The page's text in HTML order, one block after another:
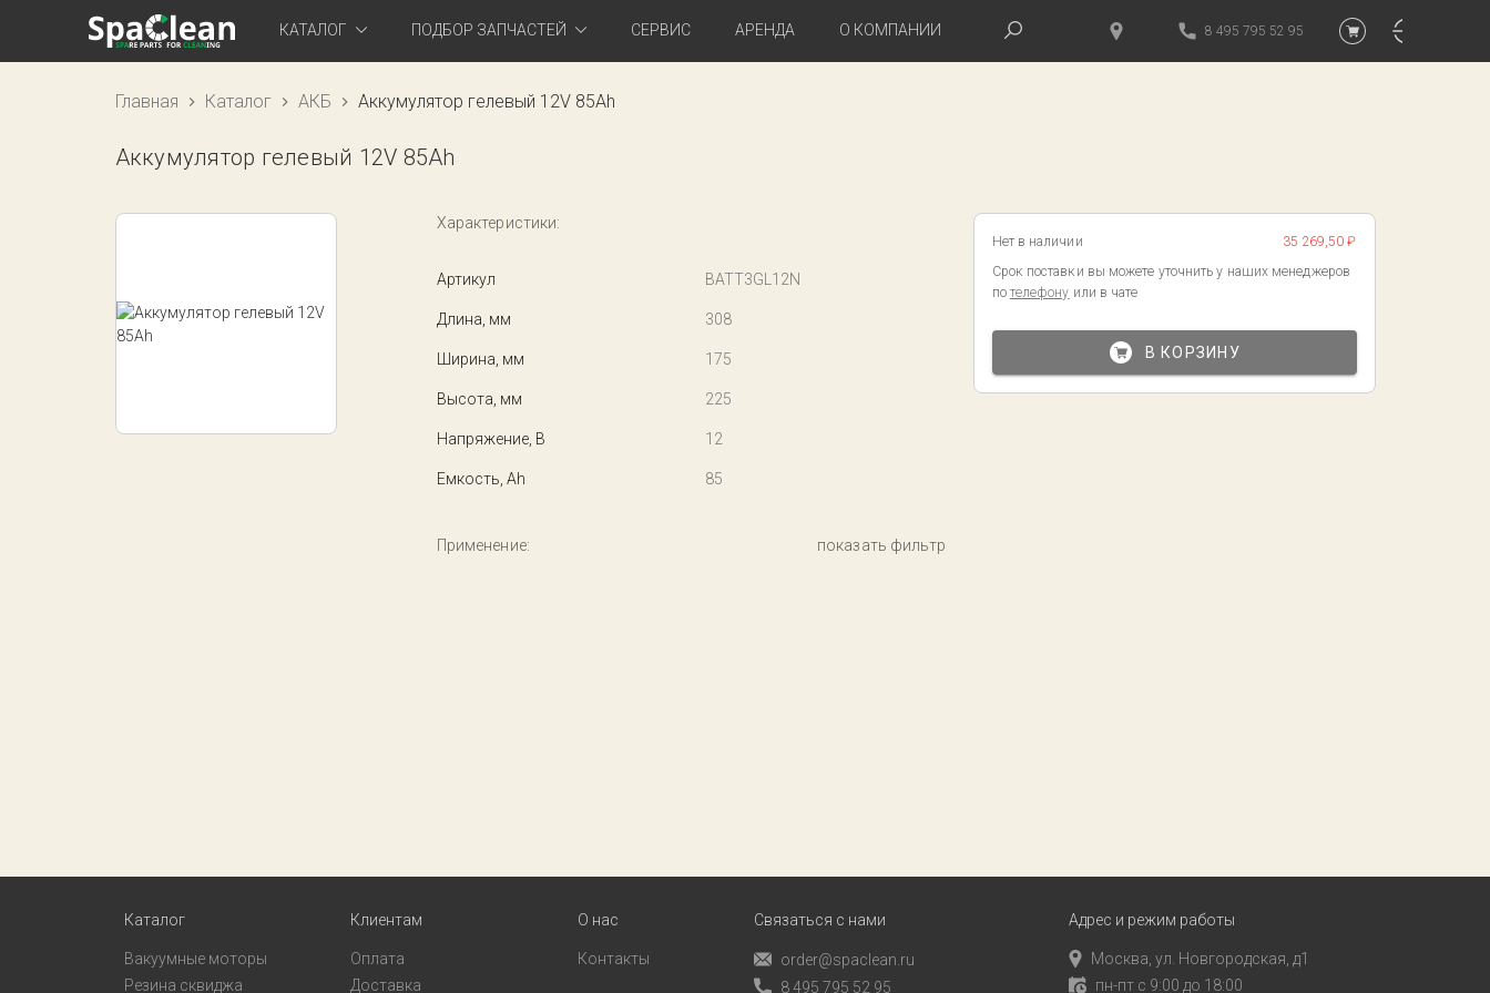
КАТАЛОГ ПОДБОР ЗАПЧАСТЕЙ СЕРВИС АРЕНДА О КОМПАНИИ 8 495 795 52 95
Главная Каталог АКБ Аккумулятор гелевый 12V 85Ah
Аккумулятор гелевый 12V 85Ah
Характеристики:
Артикул BATT3GL12N
Длина, мм 308
Ширина, мм 175
Высота, мм 225
Напряжение, В 12
Емкость, Ah 85
Применение: показать фильтр
Нет в наличии
35 269,50 ₽
Срок поставки вы можете уточнить у наших менеджеров
по телефону или в чате
В КОРЗИНУ
Каталог
Вакуумные моторы
Резина сквиджа
Клиентам
Оплата
Доставка
О нас
Контакты
Связаться с нами
order@spaclean.ru
8 495 795 52 95
Адрес и режим работы
Москва, ул. Новгородская, д1
пн-пт с 9:00 до 18:00